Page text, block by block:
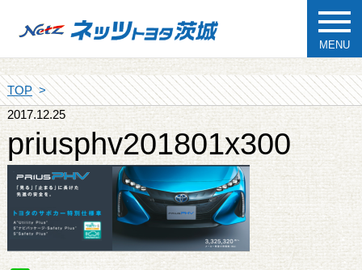
MENU
TOP
2017.12.25
priusphv201801x300